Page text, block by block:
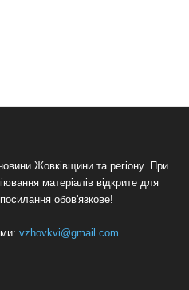
Жовківщини та регіону. При
матеріалів відкрите для
обов'язкове!
vzhovkvi@gmail.com